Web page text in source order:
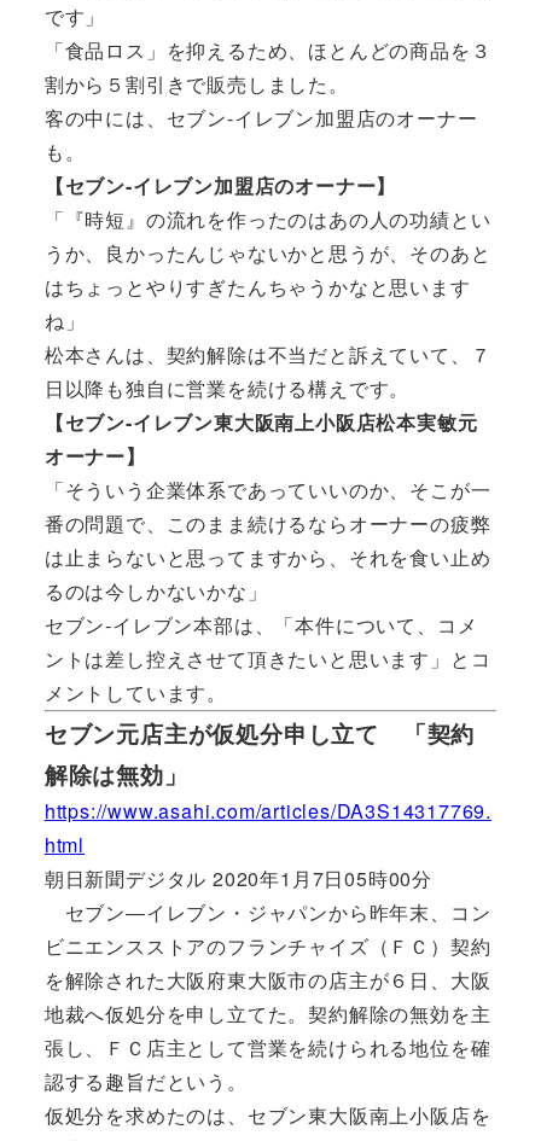
です」
「食品ロス」を抑えるため、ほとんどの商品を３
割から５割引きで販売しました。
客の中には、セブン‐イレブン加盟店のオーナー
も。
【セブン‐イレブン加盟店のオーナー】
「『時短』の流れを作ったのはあの人の功績とい
うか、良かったんじゃないかと思うが、そのあと
はちょっとやりすぎたんちゃうかなと思います
ね」
松本さんは、契約解除は不当だと訴えていて、７
日以降も独自に営業を続ける構えです。
【セブン‐イレブン東大阪南上小阪店松本実敏元
オーナー】
「そういう企業体系であっていいのか、そこが一
番の問題で、このまま続けるならオーナーの疲弊
は止まらないと思ってますから、それを食い止め
るのは今しかないかな」
セブン‐イレブン本部は、「本件について、コメ
ントは差し控えさせて頂きたいと思います」とコ
メントしています。
セブン元店主が仮処分申し立て 「契約
解除は無効」
https://www.asahi.com/articles/DA3S14317769.
html
朝日新聞デジタル 2020年1月7日05時00分
セブン―イレブン・ジャパンから昨年末、コン
ビニエンスストアのフランチャイズ（ＦＣ）契約
を解除された大阪府東大阪市の店主が６日、大阪
地裁へ仮処分を申し立てた。契約解除の無効を主
張し、ＦＣ店主として営業を続けられる地位を確
認する趣旨だという。
仮処分を求めたのは、セブン東大阪南上小阪店を